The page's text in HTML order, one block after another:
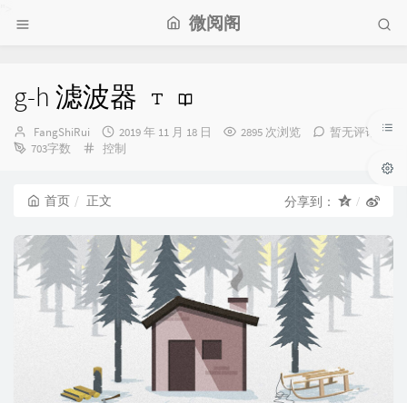
微阅阁
g-h 滤波器
博
主：
FangShiRui
发
布
2019 年 11 月 18 日 2895 次浏览
暂无评论
703字数
分
控制
首页 正文 分享到：